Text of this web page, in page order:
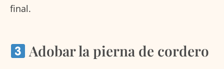
final.
Adobar la pierna de cordero